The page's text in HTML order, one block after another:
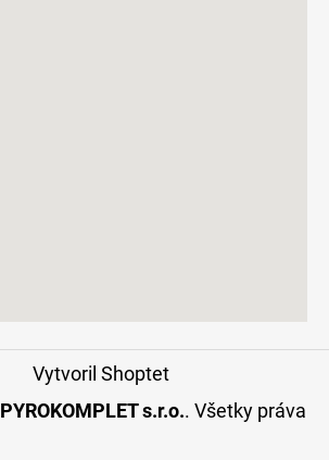
Vytvoril Shoptet
PYROKOMPLET s.r.o.. Všetky práva